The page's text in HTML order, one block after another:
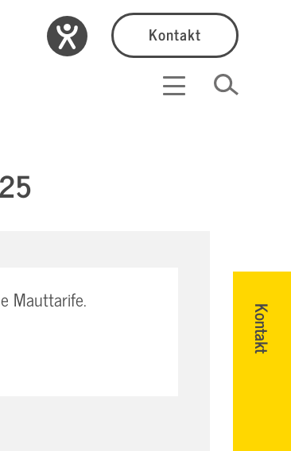
Kontakt
Kontakt
Mauttarife.